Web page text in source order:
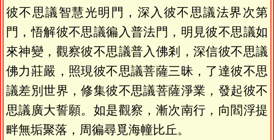
彼不思議智慧光明門，深入彼不思議法界次第
門，悟解彼不思議徧入普法門，明見彼不思議如
來神變，觀察彼不思議普入佛剎，深信彼不思議
佛力莊嚴，照現彼不思議菩薩三昧，了達彼不思
議差別世界，修集彼不思議菩薩淨業，發起彼不
思議廣大誓願。如是觀察，漸次南行，向閻浮提
畔無垢聚落，周徧尋覓海幢比丘。